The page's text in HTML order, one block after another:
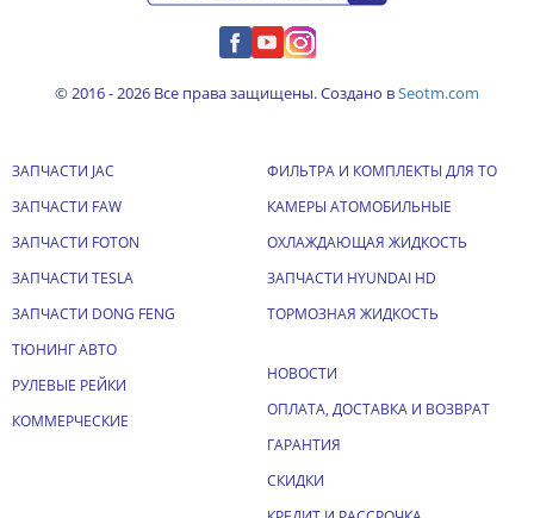
© 2016 - 2026 Все права защищены. Создано вSeotm.com
ЗАПЧАСТИ JAC
ЗАПЧАСТИ FAW
ЗАПЧАСТИ FOTON
ЗАПЧАСТИ TESLA
ЗАПЧАСТИ DONG FENG
ТЮНИНГ АВТО
РУЛЕВЫЕ РЕЙКИ
КОММЕРЧЕСКИЕ
ФИЛЬТРА И КОМПЛЕКТЫ ДЛЯ ТО
КАМЕРЫ АТОМОБИЛЬНЫЕ
ОХЛАЖДАЮЩАЯ ЖИДКОСТЬ
ЗАПЧАСТИ HYUNDAI HD
ТОРМОЗНАЯ ЖИДКОСТЬ
НОВОСТИ
ОПЛАТА, ДОСТАВКА И ВОЗВРАТ
ГАРАНТИЯ
СКИДКИ